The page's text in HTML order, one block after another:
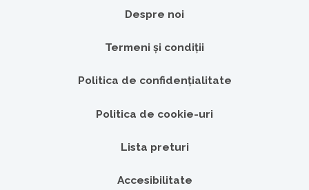
Despre noi
Termeni și condiții
Politica de confidențialitate
Politica de cookie-uri
Lista preturi
Accesibilitate